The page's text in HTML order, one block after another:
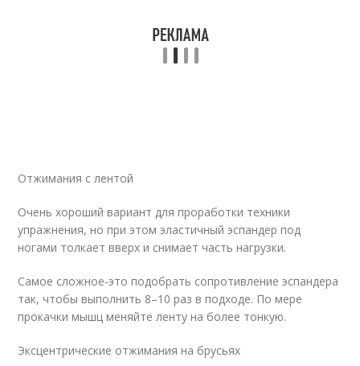
Отжимания с лентой
Очень хороший вариант для проработки техники
упражнения, но при этом эластичный эспандер под
ногами толкает вверх и снимает часть нагрузки.
Самое сложное-это подобрать сопротивление эспандера
так, чтобы выполнить 8–10 раз в подходе. По мере
прокачки мышц меняйте ленту на более тонкую.
Эксцентрические отжимания на брусьях